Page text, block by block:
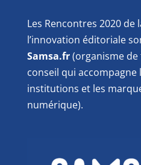
Les Rencontres 2020
l’innovation éditoriale
Samsa.fr(organisme
conseil qui accompagne
institutions et les
numérique).